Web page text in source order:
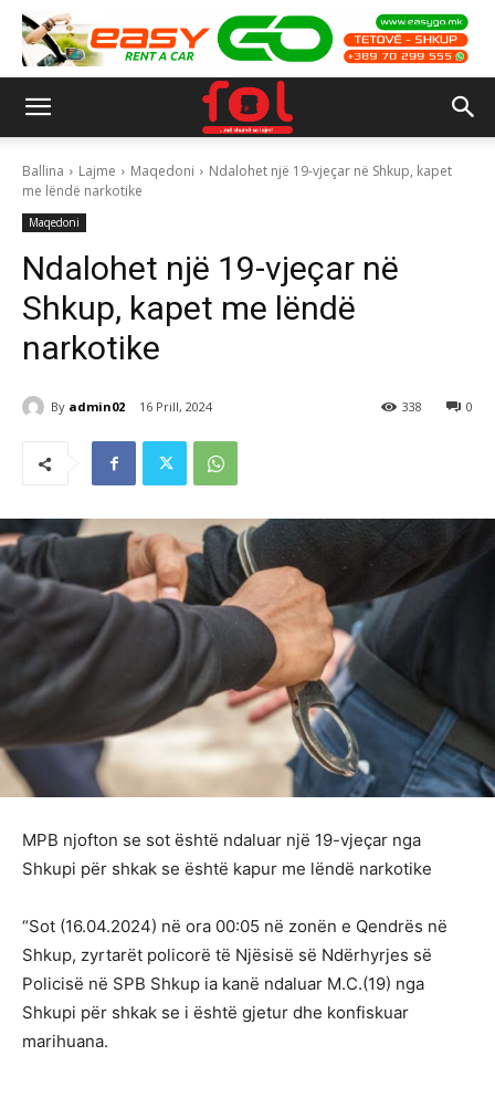
Ballina Lajme Maqedoni
Ndalohet një 19-vjeçar në Shkup, kapet
me lëndë narkotike
Maqedoni
Ndalohet një 19-vjeçar në
Shkup, kapet me lëndë
narkotike
By admin02 16 Prill, 2024 0
338
MPB njofton se sot është ndaluar një 19-vjeçar nga
Shkupi për shkak se është kapur me lëndë narkotike
“Sot (16.04.2024) në ora 00:05 në zonën e Qendrës në
Shkup, zyrtarët policorë të Njësisë së Ndërhyrjes së
Policisë në SPB Shkup ia kanë ndaluar M.C.(19) nga
Shkupi për shkak se i është gjetur dhe konfiskuar
marihuana.